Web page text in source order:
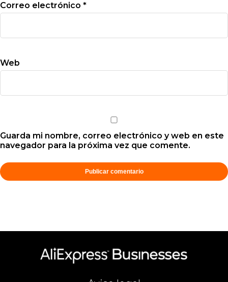
Correo electrónico *
Web
Guarda mi nombre, correo electrónico y web en este
navegador para la próxima vez que comente.